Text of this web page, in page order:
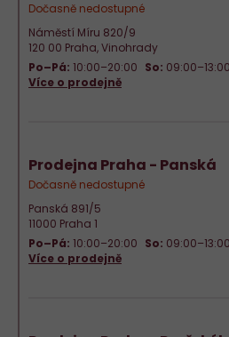
Dočasně nedostupné
Náměstí Míru 820/9
120 00 Praha, Vinohrady
Po–Pá: 10:00–20:00 So: 09:00–13:00
Více o prodejně
Prodejna Praha - Panská
Dočasně nedostupné
Panská 891/5
11000 Praha 1
Po–Pá: 10:00–20:00 So: 09:00–13:00
Více o prodejně